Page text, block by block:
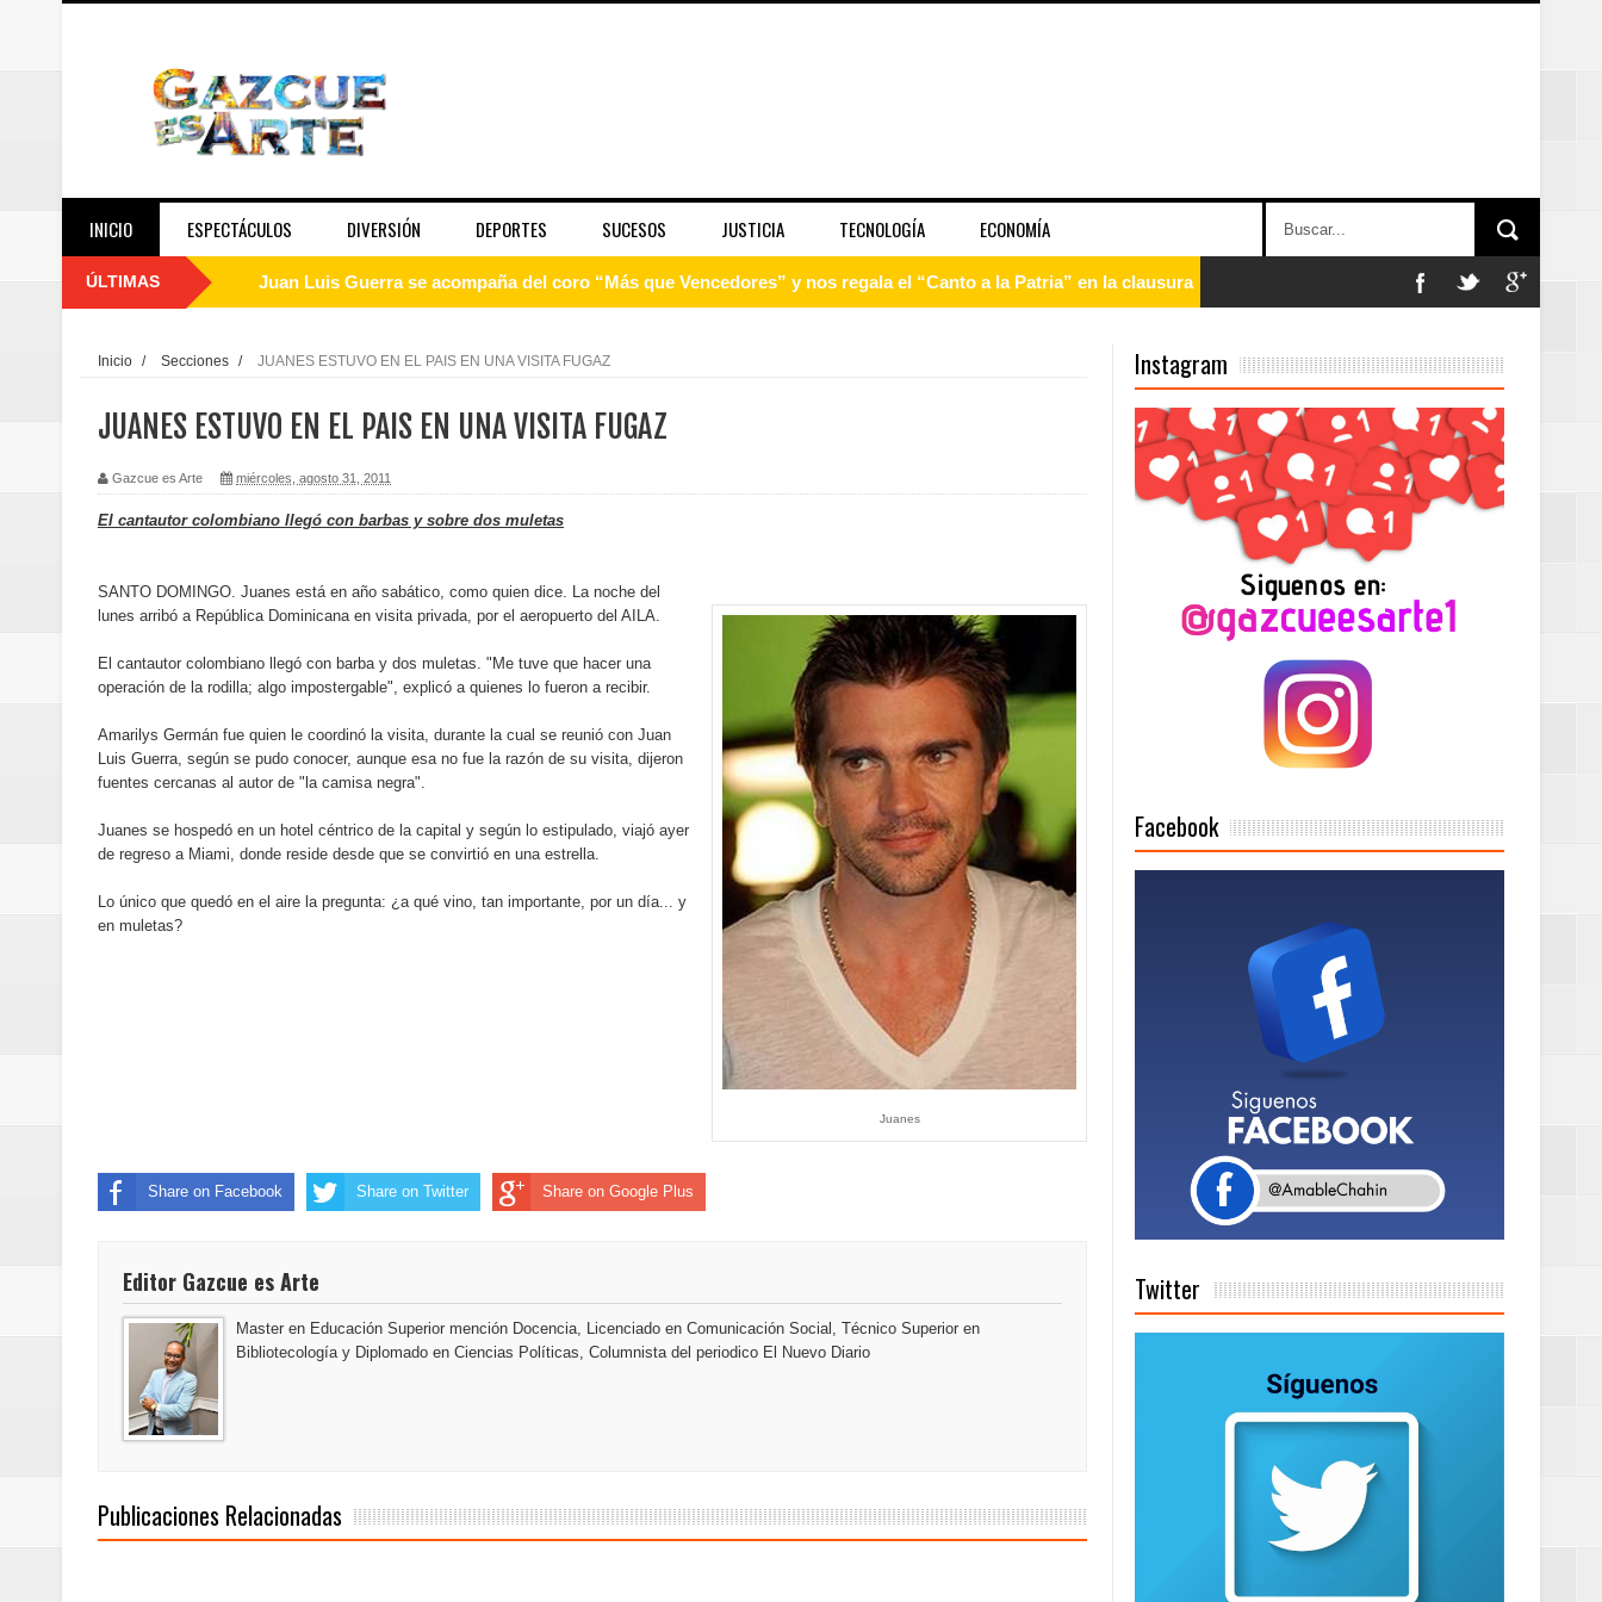
INICIO ESPECTÁCULOS DIVERSIÓN DEPORTES SUCESOS JUSTICIA TECNOLOGÍA ECONOMÍA
ÚLTIMAS Oscar Abreu cuestiona la interrupción del Premio Nacional de Artes Visuales
Pavel Núñez y su Bipolarband deslumbran con una noche de fusiones e invitados de lujo en el Hard Rock Café
Banreservas y Banco Popular abordan retos y oportunidades del sistema financiero nacional
“Los Rechazados 2” llega a los cines impulsada por la franquicia dominicana más taquillera del 2025
Humano Seguros inaugura nueva localidad de Oficina Regional Este en La Romana
Banreservas destina RD$5,000 millones para emprendedoras en la segunda edición del Summit Mujer Pymes
Sexappeal celebra 25 años de trayectoria artística con nuevo álbum, renovación de su equipo y conciertos
conmemorativos
Maridalia Hernández y El Canario se unen al regreso de Pavel Núñez y su “Bipolarband” a Hard Rock Café Santo
Doctor Leonardo Aguilera afirma que Banreservas seguirá impulsando la seguridad alimentaria tras salida de RD
Banreservas y sus filiales realizan en Santiago el segundo Foro del Ahorro y la Inversión “Reserva tu Capital”
Banreservas inaugura oficina en el Centro de Retención de Vehículos de Pedro Brand
SEPROI obtiene certificación ISO 37001 y se convierte en la primera empresa del sector con Sistema de Gestión
Antisoborno certificado
minutos
La Orquesta Sinfónica Nacional y el Coro Nacional Dominicano pondrán su sello a la Ceremonia Centenaria bajo
Euromoney reconoce a Banreservas como Mejor Banco del Caribe y le otorga cinco premios adicionales
Inicio / Secciones / JUANES ESTUVO EN EL PAIS EN UNA VISITA FUGAZ
JUANES ESTUVO EN EL PAIS EN UNA VISITA FUGAZ
Gazcue es Arte miércoles, agosto 31, 2011
El cantautor colombiano llegó con barbas y sobre dos muletas
Juanes
SANTO DOMINGO. Juanes está en año sabático, como quien dice. La noche del
lunes arribó a República Dominicana en visita privada, por el aeropuerto del AILA.
El cantautor colombiano llegó con barba y dos muletas. "Me tuve que hacer una
operación de la rodilla; algo impostergable", explicó a quienes lo fueron a recibir.
Amarilys Germán fue quien le coordinó la visita, durante la cual se reunió con Juan
Luis Guerra, según se pudo conocer, aunque esa no fue la razón de su visita, dijeron
fuentes cercanas al autor de "la camisa negra".
Juanes se hospedó en un hotel céntrico de la capital y según lo estipulado, viajó ayer
de regreso a Miami, donde reside desde que se convirtió en una estrella.
Lo único que quedó en el aire la pregunta: ¿a qué vino, tan importante, por un día... y
en muletas?
Share on Facebook Share on Twitter Share on Google Plus
Editor Gazcue es Arte
Master en Educación Superior mención Docencia, Licenciado en Comunicación Social, Técnico Superior en
Bibliotecología y Diplomado en Ciencias Políticas, Columnista del periodico El Nuevo Diario
Publicaciones Relacionadas
Instagram
Facebook
Twitter